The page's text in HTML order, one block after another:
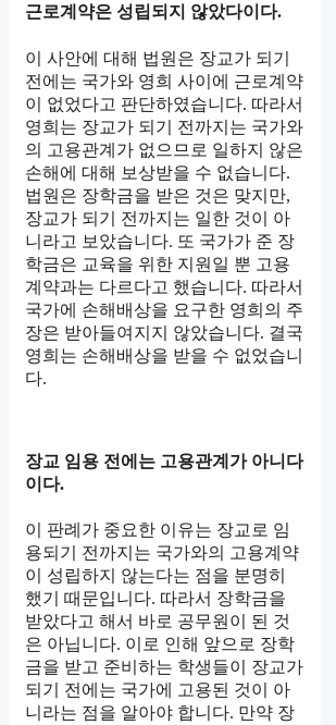
근로계약은 성립되지 않았다이다.
이 사안에 대해 법원은 장교가 되기
전에는 국가와 영희 사이에 근로계약
이 없었다고 판단하였습니다. 따라서
영희는 장교가 되기 전까지는 국가와
의 고용관계가 없으므로 일하지 않은
손해에 대해 보상받을 수 없습니다.
법원은 장학금을 받은 것은 맞지만,
장교가 되기 전까지는 일한 것이 아
니라고 보았습니다. 또 국가가 준 장
학금은 교육을 위한 지원일 뿐 고용
계약과는 다르다고 했습니다. 따라서
국가에 손해배상을 요구한 영희의 주
장은 받아들여지지 않았습니다. 결국
영희는 손해배상을 받을 수 없었습니
다.
장교 임용 전에는 고용관계가 아니다
이다.
이 판례가 중요한 이유는 장교로 임
용되기 전까지는 국가와의 고용계약
이 성립하지 않는다는 점을 분명히
했기 때문입니다. 따라서 장학금을
받았다고 해서 바로 공무원이 된 것
은 아닙니다. 이로 인해 앞으로 장학
금을 받고 준비하는 학생들이 장교가
되기 전에는 국가에 고용된 것이 아
니라는 점을 알아야 합니다. 만약 장